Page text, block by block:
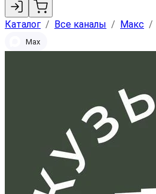
Каталог / Все каналы / Макс /
Max